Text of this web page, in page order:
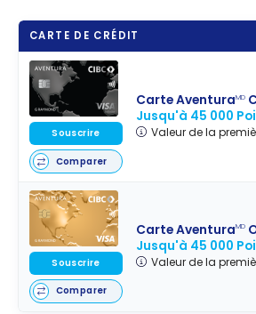
points?
fonctionne
Genius, le
programm
e de
fidélité de
Booking.co
m?
CARTE DE CRÉDIT
Carte AventuraMD
Jusqu'à 45 000
Valeur de la
Souscrire
Comparer
Carte AventuraMD
Jusqu'à 45 000
Valeur de la
Souscrire
Comparer